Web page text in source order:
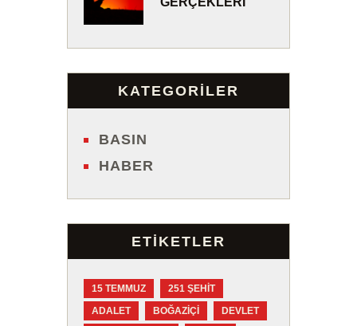
KATEGORİLER
BASIN
HABER
ETIKETLER
15 TEMMUZ
251 ŞEHIT
ADALET
BOĞAZIÇI
DEVLET